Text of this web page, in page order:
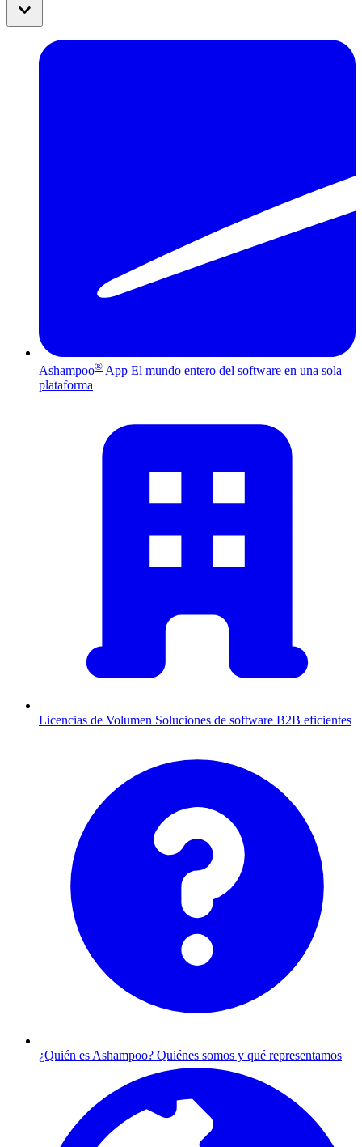
Ashampoo® App El mundo entero del software en una sola
plataforma
Licencias de Volumen Soluciones de software B2B eficientes
¿Quién es Ashampoo? Quiénes somos y qué representamos